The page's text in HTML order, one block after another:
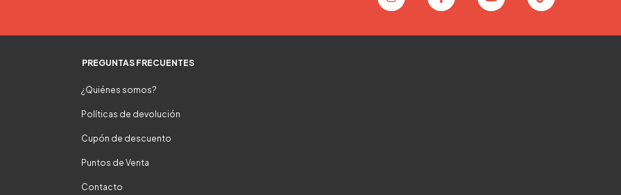
PREGUNTAS FRECUENTES
¿Quiénes somos?
Políticas de devolución
Cupón de descuento
Puntos de Venta
Contacto